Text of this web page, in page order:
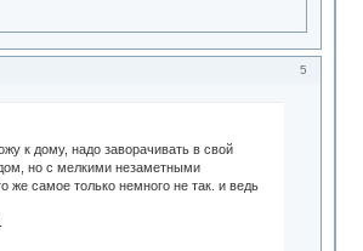
5
к дому, надо заворачивать в свой
но с мелкими незаметными
же самое только немного не так. и ведь